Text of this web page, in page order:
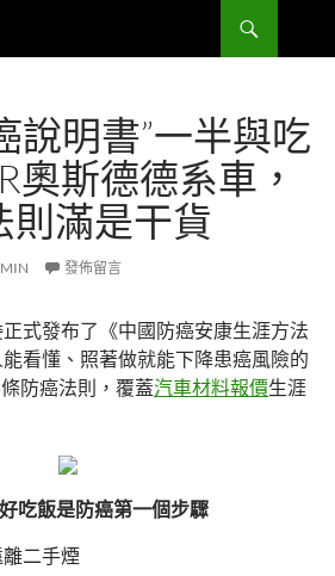
說明書”一半與吃
奧斯德德系車，
則滿是干貨
發佈留言
式發布了《中國防癌安康生涯方法
看懂、照著做就能下降患癌風險的
防癌法則，覆蓋汽車材料報價生涯
吃飯是防癌第一個步驟
離二手煙